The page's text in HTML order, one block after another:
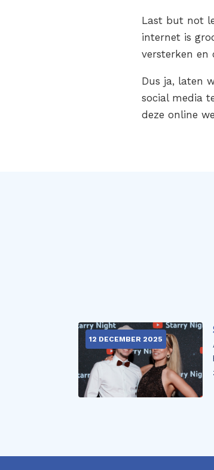
Last but not
internet is
versterken en
Dus ja, laten
social media
deze online
12 DECEMBER 2025